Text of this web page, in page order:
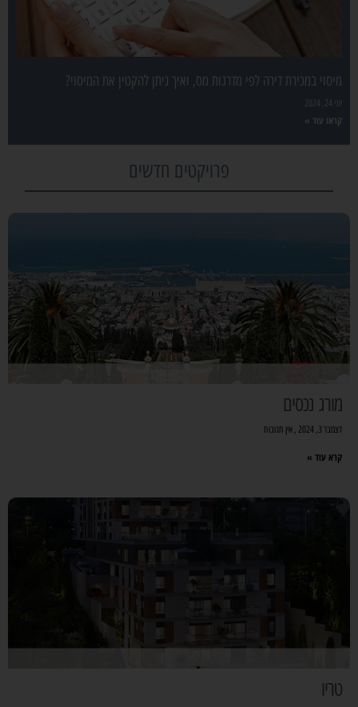
מיסוי במכירת דירה לפי מדרגות מס, ואיך ניתן להקטין את המיסוי?
יוני 24, 2024
קראו עוד »
פרויקטים חדשים
מורג נכסים
דצמבר 3, 2024 אין תגובות
קרא עוד »
טריו